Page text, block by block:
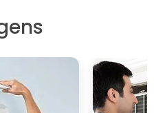
reduz o risco
que podem causar
programação de
é possível garantir
a operar de forma